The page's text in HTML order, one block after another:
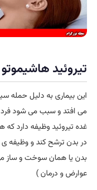
تیروئید هاشیموتو
این بیماری به دلیل حمله
می افتد و سبب می شود فرد
در بدن ترشح کند و وظیفه ی
بدن یا همان سوخت و ساز
عوارض و درمان )